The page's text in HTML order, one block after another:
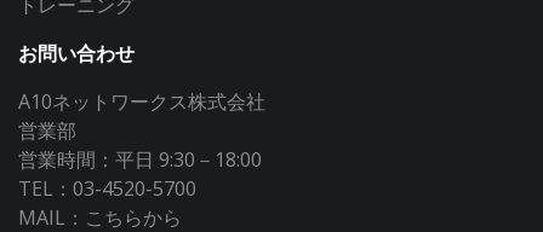
お問い合わせ
A10ネットワークス株式会社
営業部
営業時間：平日 9:30－18:00
TEL：03-4520-5700
MAIL： こちらから